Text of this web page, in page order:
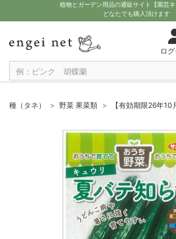
植物とガーデン用品の通販サイト【園芸
どなたでも購入頂けます
ロ
種（タネ） 野菜 果菜類
【有効期限26年
野菜・ハーブの種 8月
夏まきの野菜・草花の種 【有効